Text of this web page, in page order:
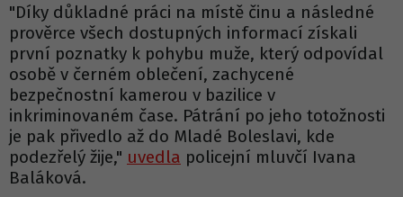
"Díky důkladné práci na místě činu a následné
prověrce všech dostupných informací získali
první poznatky k pohybu muže, který odpovídal
osobě v černém oblečení, zachycené
bezpečnostní kamerou v bazilice v
inkriminovaném čase. Pátrání po jeho totožnosti
je pak přivedlo až do Mladé Boleslavi, kde
podezřelý žije," uvedla policejní mluvčí Ivana
Baláková.